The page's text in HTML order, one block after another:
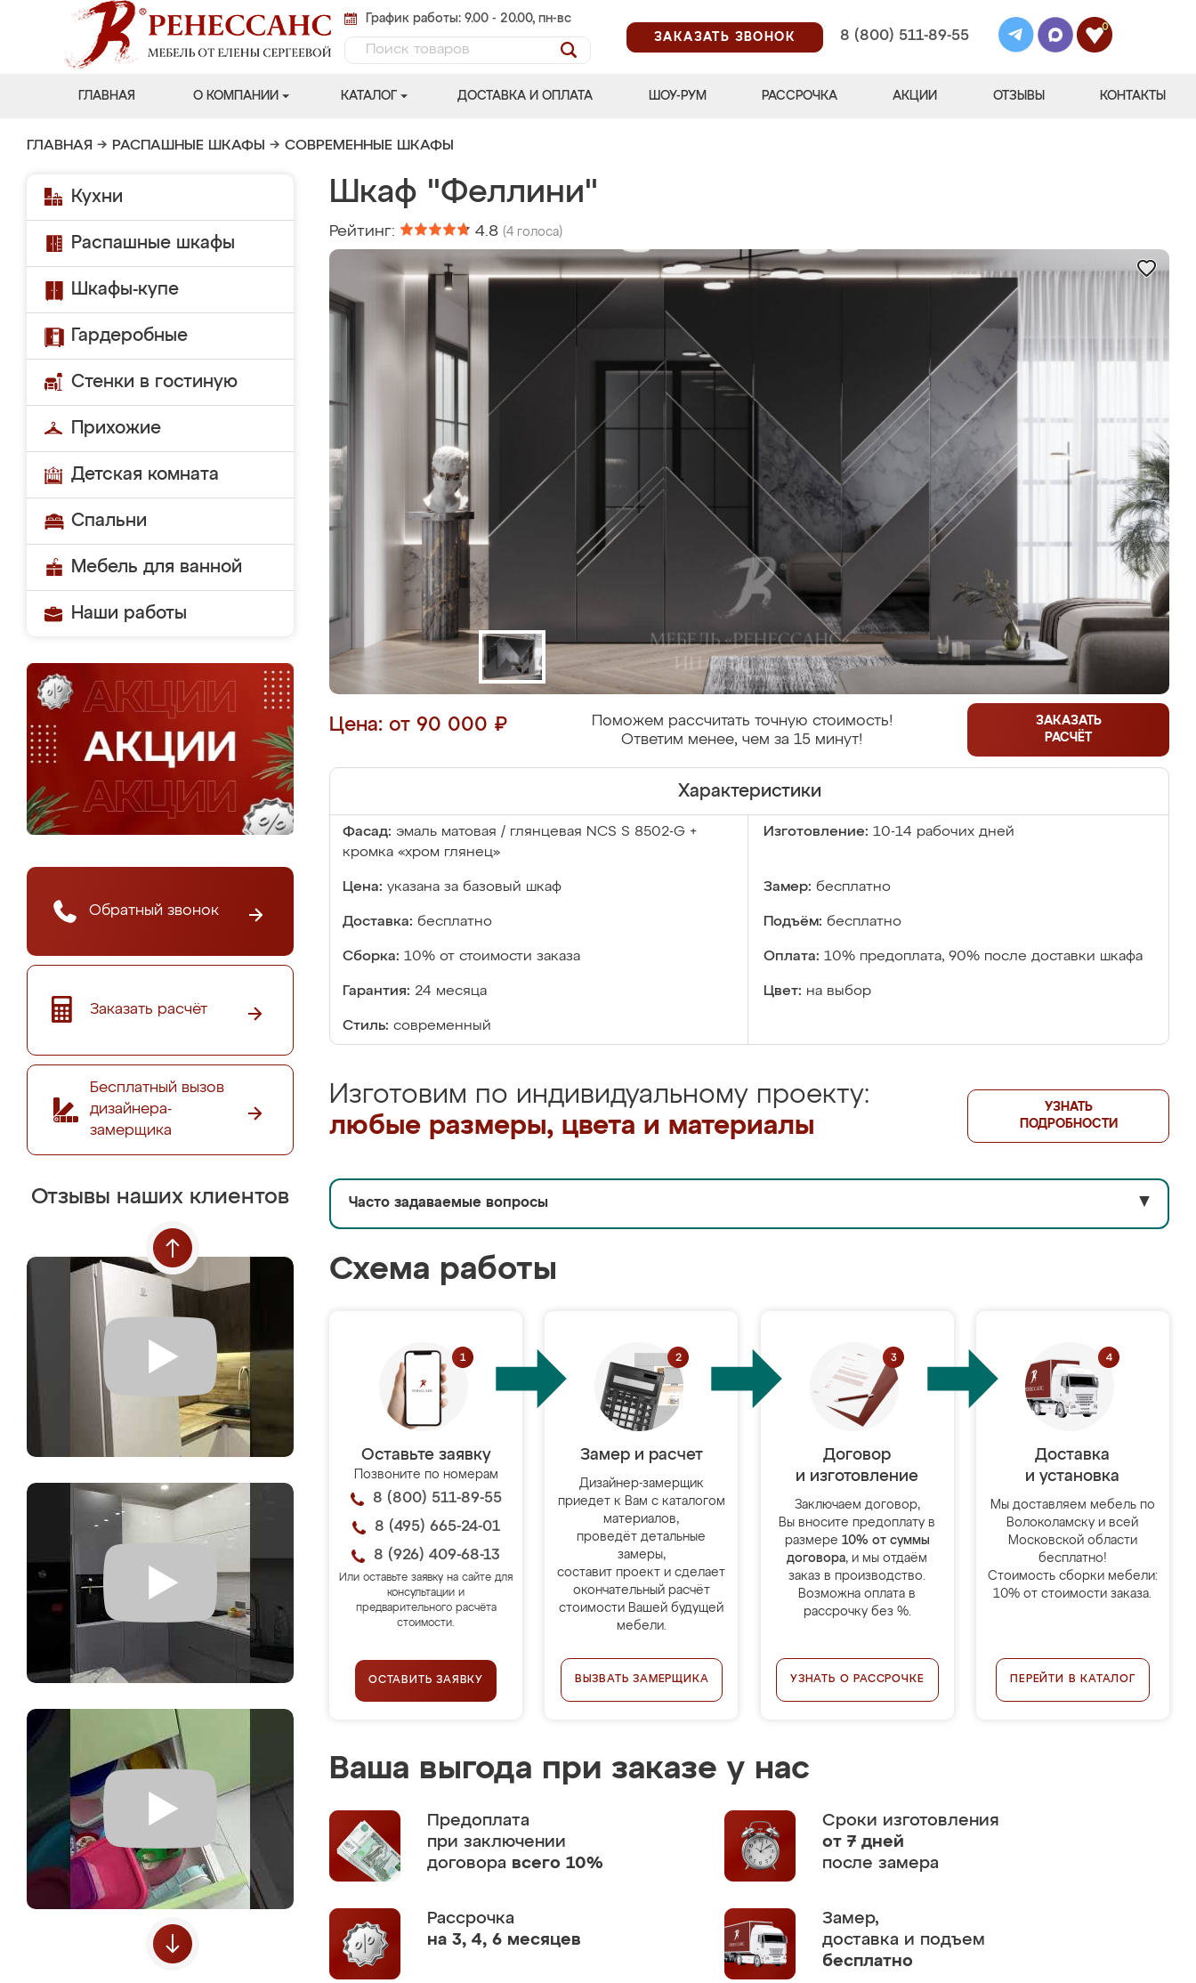
График работы: 9.00 - 20.00, пн-вс
ЗАКАЗАТЬ ЗВОНОК
8 (800) 511-89-55
0
ГЛАВНАЯ О КОМПАНИИ КАТАЛОГ ДОСТАВКА И ОПЛАТА ШОУ-РУМ РАССРОЧКА АКЦИИ ОТЗЫВЫ КОНТАКТЫ
ГЛАВНАЯ → РАСПАШНЫЕ ШКАФЫ → СОВРЕМЕННЫЕ ШКАФЫ
Кухни
Распашные шкафы
Шкафы-купе
Гардеробные
Стенки в гостиную
Прихожие
Детская комната
Спальни
Мебель для ванной
Наши работы
Обратный звонок
Заказать расчёт
Бесплатный вызов
дизайнера-
замерщика
Отзывы наших клиентов
Шкаф "Феллини"
Рейтинг: 4.8 (4 голоса)
Цена: от 90 000 ₽
Поможем рассчитать точную стоимость!
Ответим менее, чем за 15 минут!
ЗАКАЗАТЬ
РАСЧЁТ
Характеристики
Фасад: эмаль матовая / глянцевая NCS S 8502-G +
кромка «хром глянец»
Изготовление: 10-14 рабочих дней
Цена: указана за базовый шкаф Замер: бесплатно
Доставка: бесплатно Подъём: бесплатно
Сборка: 10% от стоимости заказа Оплата: 10% предоплата, 90% после доставки шкафа
Гарантия: 24 месяца Цвет: на выбор
Стиль: современный
Изготовим по индивидуальному проекту:
любые размеры, цвета и материалы
УЗНАТЬ
ПОДРОБНОСТИ
Часто задаваемые вопросы ▼
Схема работы
Оставьте заявку
Позвоните по номерам
8 (800) 511-89-55
8 (495) 665-24-01
8 (926) 409-68-13
Или оставьте заявку на сайте для
консультации и
предварительного расчёта
стоимости.
ОСТАВИТЬ ЗАЯВКУ
Замер и расчет
Дизайнер-замерщик
приедет к Вам с каталогом
материалов,
проведёт детальные
замеры,
составит проект и сделает
окончательный расчёт
стоимости Вашей будущей
мебели.
ВЫЗВАТЬ ЗАМЕРЩИКА
Договор
и изготовление
Заключаем договор,
Вы вносите предоплату в
размере 10% от суммы
договора, и мы отдаём
заказ в производство.
Возможна оплата в
рассрочку без %.
УЗНАТЬ О РАССРОЧКЕ
Доставка
и установка
Мы доставляем мебель по
Волоколамску и всей
Московской области
бесплатно!
Стоимость сборки мебели:
10% от стоимости заказа.
ПЕРЕЙТИ В КАТАЛОГ
Ваша выгода при заказе у нас
Предоплата
при заключении
договора всего 10%
Сроки изготовления
от 7 дней
после замера
Рассрочка
на 3, 4, 6 месяцев
Замер,
доставка и подъем
бесплатно